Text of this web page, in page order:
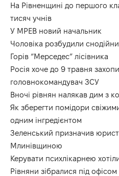
На Рівненщині до першого
тисяч учнів
У МРЕВ новий начальник
Чоловіка розбудили
Горів “Мерседес” лісівника
Росія хоче до 9 травня
головнокомандувач ЗСУ
Вночі рівнян налякав дим з
Як зберегти помідори
одним інгредієнтом
Зеленський призначив
Млинівщиною
Керувати психлікарнею
Рівняни зібралися під